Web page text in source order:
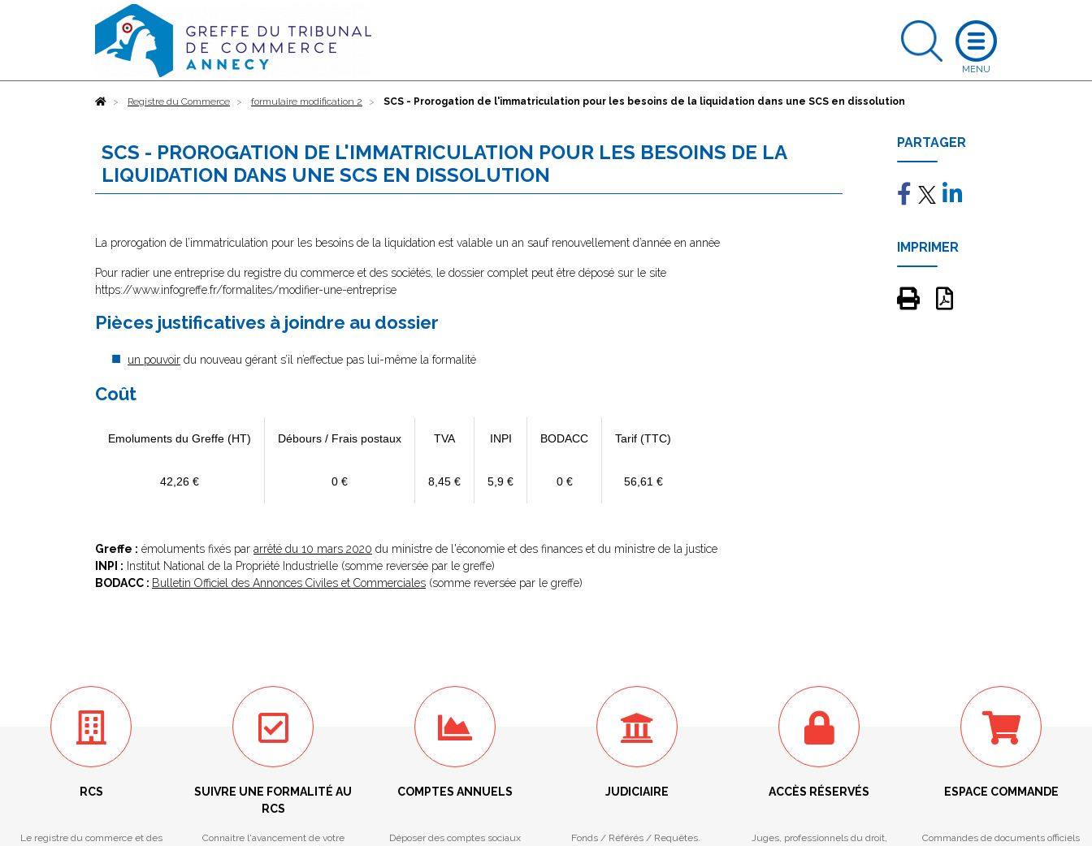
AccueilRegistre du Commerce formulaire modification 2 SCS - Prorogation de l'immatriculation pour les besoins de la liquidation dans une SCS en dissolution
SCS - PROROGATION DE L'IMMATRICULATION POUR LES BESOINS DE LA
LIQUIDATION DANS UNE SCS EN DISSOLUTION
La prorogation de l’immatriculation pour les besoins de la liquidation est valable un an sauf renouvellement d’année en année
Pour radier une entreprise du registre du commerce et des sociétés, le dossier complet peut être déposé sur le site
https://www.infogreffe.fr/formalites/modifier-une-entreprise
Pièces justificatives à joindre au dossier
un pouvoir du nouveau gérant s’il n’effectue pas lui-même la formalité
Coût
Emoluments du Greffe (HT) Débours / Frais postaux TVA INPI BODACC Tarif (TTC)
42,26 € 0 € 8,45 € 5,9 € 0 € 56,61 €
Greffe : émoluments fixés par arrêté du 10 mars 2020 du ministre de l'économie et des finances et du ministre de la justice
INPI : Institut National de la Propriété Industrielle (somme reversée par le greffe)
BODACC : Bulletin Officiel des Annonces Civiles et Commerciales (somme reversée par le greffe)
PARTAGER
IMPRIMER
RCS
Le registre du commerce et des
SUIVRE UNE FORMALITÉ AU
RCS
Connaitre l'avancement de votre
COMPTES ANNUELS
Déposer des comptes sociaux
JUDICIAIRE
Fonds / Référés / Requêtes.
ACCÈS RÉSERVÉS
Juges, professionnels du droit,
ESPACE COMMANDE
Commandes de documents officiels